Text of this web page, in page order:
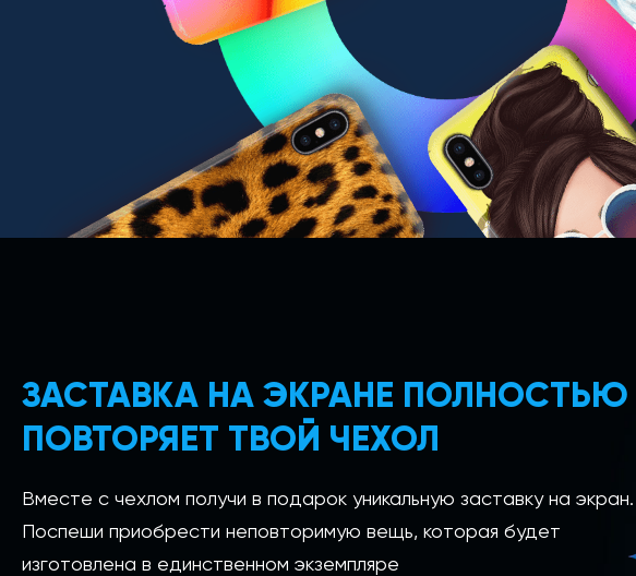
ЗАСТАВКА НА ЭКРАНЕ ПОЛНОСТЬЮ
ПОВТОРЯЕТ ТВОЙ ЧЕХОЛ
Вместе с чехлом получи в подарок уникальную заставку на экран.
Поспеши приобрести неповторимую вещь, которая будет
изготовлена в единственном экземпляре